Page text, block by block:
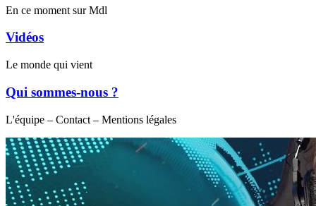
En ce moment sur Mdl
Vidéos
Le monde qui vient
Qui sommes-nous ?
L'équipe – Contact – Mentions légales